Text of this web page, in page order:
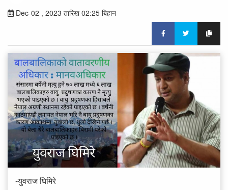
Dec-02 , 2023 तारिख 02:25 बिहान
-युवराज घिमिरे